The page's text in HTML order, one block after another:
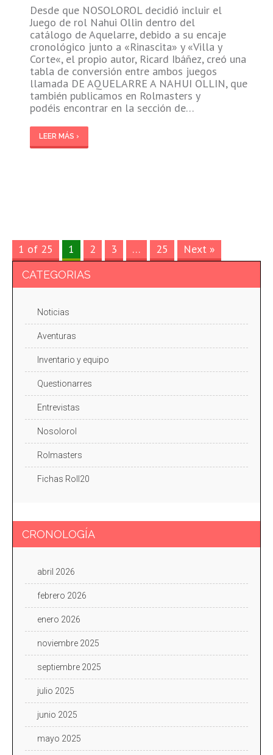
Desde que NOSOLOROL decidió incluir el
Juego de rol Nahui Ollin dentro del
catálogo de Aquelarre, debido a su encaje
cronológico junto a «Rinascita» y «Villa y
Corte«, el propio autor, Ricard Ibáñez, creó una
tabla de conversión entre ambos juegos
llamada DE AQUELARRE A NAHUI OLLIN, que
también publicamos en Rolmasters y
podéis encontrar en la sección de…
LEER MÁS ›
1 of 25 1 2 3 … 25 Next »
CATEGORIAS
Noticias
Aventuras
Inventario y equipo
Questionarres
Entrevistas
Nosolorol
Rolmasters
Fichas Roll20
CRONOLOGÍA
abril 2026
febrero 2026
enero 2026
noviembre 2025
septiembre 2025
julio 2025
junio 2025
mayo 2025